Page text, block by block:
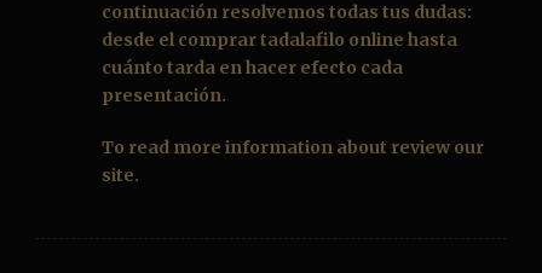
continuación resolvemos todas tus dudas:
desde el comprar tadalafilo online hasta
cuánto tarda en hacer efecto cada
presentación.
To read more information about review our
site.